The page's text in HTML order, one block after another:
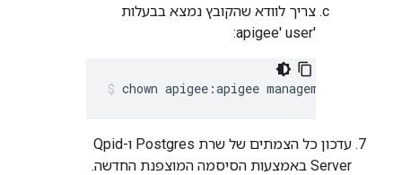
צריך לוודא שהקובץ נמצא בבעלות
'apigee' user:
chown apigee:apigee management-
עדכון כל הצמתים של שרת Postgres ו-Qpid
Server באמצעות הסיסמה המוצפנת החדשה.